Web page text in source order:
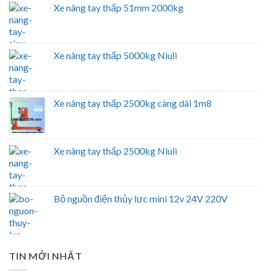
Xe nâng tay thấp 51mm 2000kg
Xe nâng tay thấp 5000kg Niuli
Xe nâng tay thấp 2500kg càng dài 1m8
Xe nâng tay thấp 2500kg Niuli
Bộ nguồn điện thủy lực mini 12v 24V 220V
TIN MỚI NHẤT